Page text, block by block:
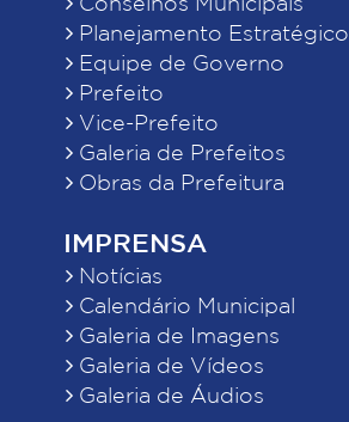
Planejamento Estratégico
Equipe de Governo
Prefeito
Vice-Prefeito
Galeria de Prefeitos
Obras da Prefeitura
IMPRENSA
Notícias
Calendário Municipal
Galeria de Imagens
Galeria de Vídeos
Galeria de Áudios